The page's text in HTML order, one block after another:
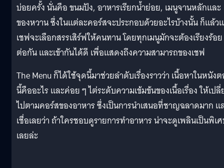
บ่อยครั้ง นั่นคือ ขนมปัง, อาหารเรียกน้ำย่อย, เมนูจานหลักและ
ของหวาน ซึ่งในแต่ละคอร์สจะประกอบด้วยอะไรบ้างนั้น ก็แล้ว
เชฟจะเลือกสรรเสิร์ฟให้คนทาน โดยทุกเมนูมักจะต้องเรียงร้อย
ต่อกัน และเข้ากันได้ดี เพื่อแสดงถึงความสามารถของเชฟ
The Menu ก็ได้ใช้จุดนี้มาช่วยลำดับเรื่องราวว่า เนื้อหาในหนัง
นี้คืออะไร และค่อย ๆ ไต่ระดับความเข้มข้นของเนื้อเรื่อง ให้เป
ไปตามคอร์สของอาหาร ซึ่งเป็นการนำเสนอที่ชาญฉลาดมาก แ
เชื่อเลยว่า ถ้าใครชอบดูรายการทำอาหาร น่าจะดูเพลินเป็นพิเ
เลยล่ะ